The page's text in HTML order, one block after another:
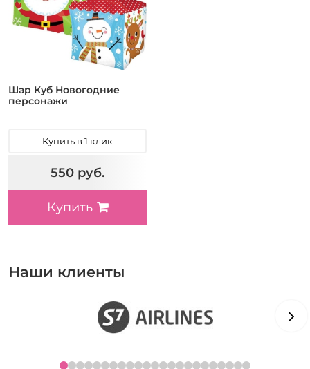
Шар Куб Новогодние
персонажи
Купить в 1 клик
550 руб.
Купить
Наши клиенты